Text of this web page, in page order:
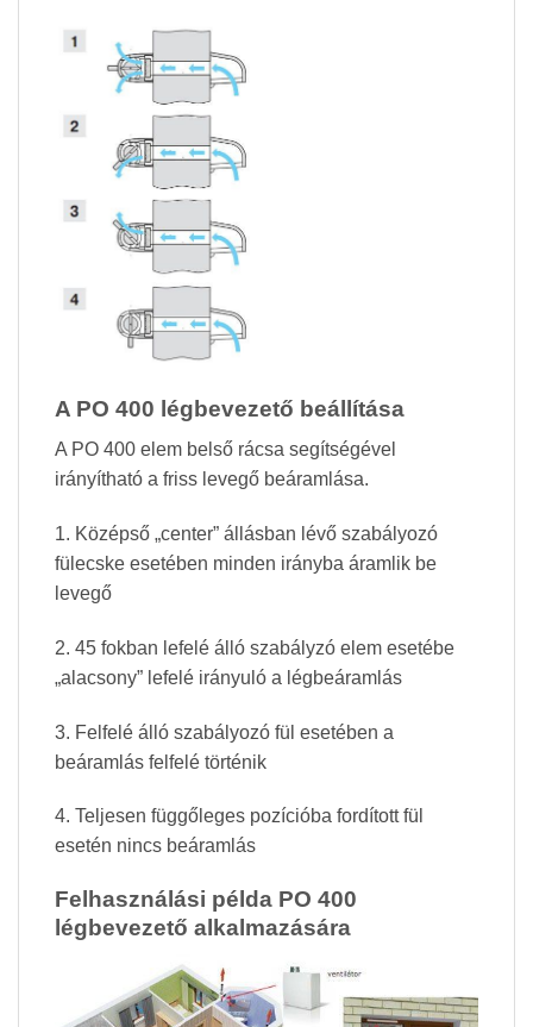
A PO 400 légbevezető beállítása
A PO 400 elem belső rácsa segítségével
irányítható a friss levegő beáramlása.
1. Középső „center” állásban lévő szabályozó
fülecske esetében minden irányba áramlik be
levegő
2. 45 fokban lefelé álló szabályzó elem esetébe
„alacsony” lefelé irányuló a légbeáramlás
3. Felfelé álló szabályozó fül esetében a
beáramlás felfelé történik
4. Teljesen függőleges pozícióba fordított fül
esetén nincs beáramlás
Felhasználási példa PO 400
légbevezető alkalmazására